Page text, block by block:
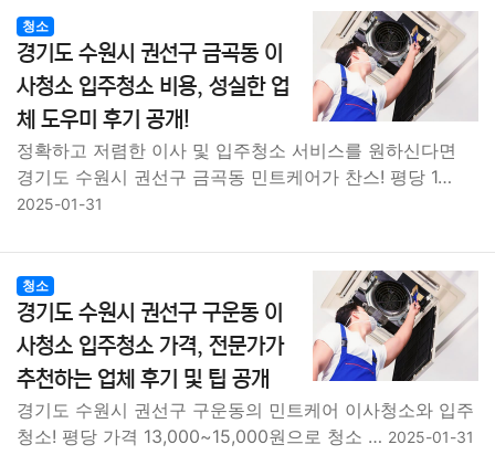
청소
경기도 수원시 권선구 금곡동 이
사청소 입주청소 비용, 성실한 업
체 도우미 후기 공개!
정확하고 저렴한 이사 및 입주청소 서비스를 원하신다면
경기도 수원시 권선구 금곡동 민트케어가 찬스! 평당 1…
2025-01-31
청소
경기도 수원시 권선구 구운동 이
사청소 입주청소 가격, 전문가가
추천하는 업체 후기 및 팁 공개
경기도 수원시 권선구 구운동의 민트케어 이사청소와 입주
청소! 평당 가격 13,000~15,000원으로 청소 … 2025-01-31